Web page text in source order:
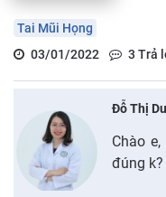
Tai Mũi Họng
03/01/2022
3 Trả
Đỗ Thị
Chào
đúng k?